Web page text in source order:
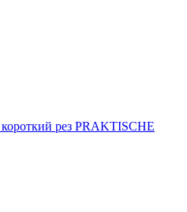
рез PRAKTISCHE